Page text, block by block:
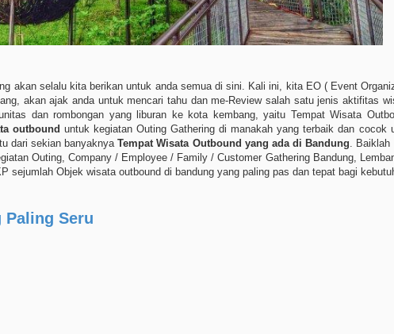
akan selalu kita berikan untuk anda semua di sini. Kali ini, kita EO ( Event
akan ajak anda untuk mencari tahu dan me-Review salah satu jenis aktifitas
dan rombongan yang liburan ke kota kembang, yaitu Tempat Wisata
outbound untuk kegiatan Outing Gathering di manakah yang terbaik dan cocok
dari sekian banyaknyaTempat Wisata Outbound yang ada di Bandung. Baiklah
Outing, Company / Employee / Family / Customer Gathering Bandung,
sejumlah Objek wisata outbound di bandung yang paling pas dan tepat bagi
Paling Seru